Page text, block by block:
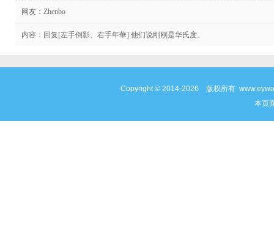
网友： Zhenbo
内容：回复[左手倒影、右手年華]:他们说刚刚是华氏度。
Copyright © 2014-2026 版权所有
本页